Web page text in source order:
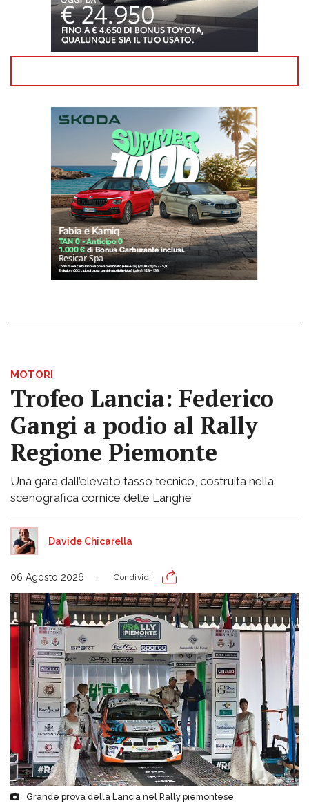
MOTORI
Trofeo Lancia: Federico
Gangi a podio al Rally
Regione Piemonte
Una gara dall’elevato tasso tecnico, costruita nella
scenografica cornice delle Langhe
Davide Chicarella
06 Agosto 2026 Condividi
Grande prova della Lancia nel Rally piemontese